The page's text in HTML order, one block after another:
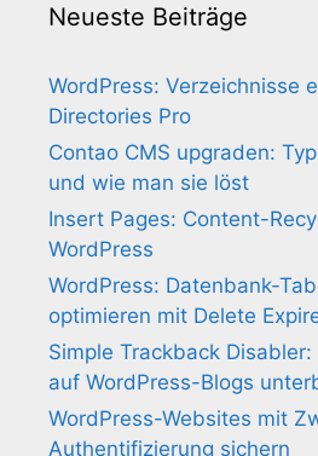
Neueste Beiträge
WordPress: Verzeichnisse
Directories Pro
Contao CMS upgraden:
und wie man sie löst
Insert Pages: Content-
WordPress
WordPress: Datenbank-
optimieren mit Delete
Simple Trackback
auf WordPress-Blogs
WordPress-Websites mit
Authentifizierung sichern